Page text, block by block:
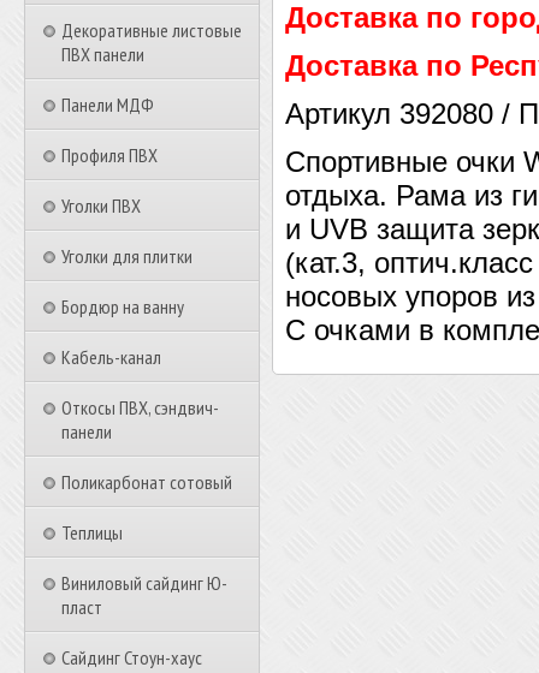
Декоративные листовые
ПВХ панели
Панели МДФ
Профиля ПВХ
Уголки ПВХ
Уголки для плитки
Бордюр на ванну
Кабель-канал
Откосы ПВХ, сэндвич-
панели
Поликарбонат сотовый
Теплицы
Виниловый сайдинг Ю-
пласт
Сайдинг Стоун-хаус
Доставка по
Доставка по
Артикул 392080 /
Спортивные очки
отдыха. Рама из
и UVB защита
(кат.3,
носовых упоров
С очками в